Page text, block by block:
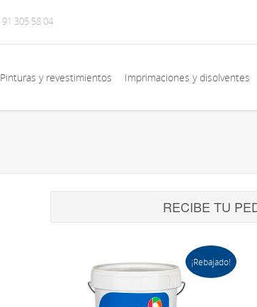
91 305 58 04
Pinturas y revestimientos Imprimaciones y disolventes
RECIBE TU
¡Rebajado!